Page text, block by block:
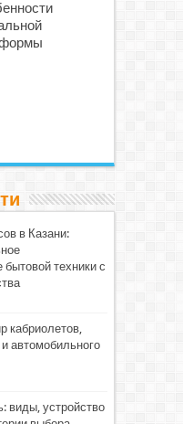
в Казани:
бытовой техники с
кабриолетов,
автомобильного
виды, устройство